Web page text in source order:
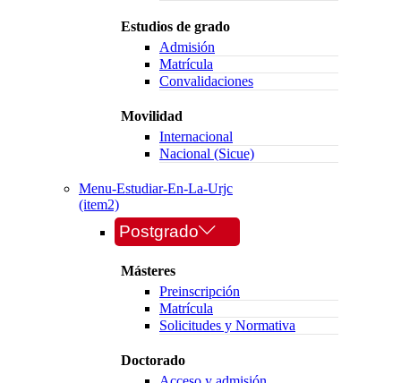
Estudios de grado
Admisión
Matrícula
Convalidaciones
Movilidad
Internacional
Nacional (Sicue)
Menu-Estudiar-En-La-Urjc
(item2)
Postgrado
Másteres
Preinscripción
Matrícula
Solicitudes y Normativa
Doctorado